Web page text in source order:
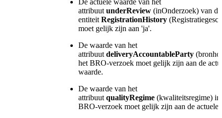
attribuut underReview (inOnderzoek) van de
entiteit RegistrationHistory
moet gelijk zijn aan 'ja'.
De waarde van het
attribuut deliveryAccountableParty
het BRO-verzoek moet gelijk zijn aan de
waarde.
De waarde van het
attribuut qualityRegime (kwaliteitsregime) in
BRO-verzoek moet gelijk zijn aan de actuele